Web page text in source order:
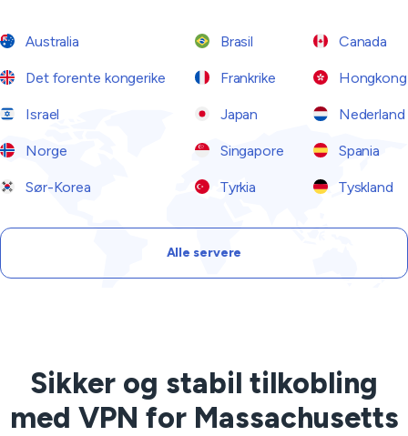
Australia Brasil Canada
Det forente kongerike Frankrike Hongkong
Israel Japan Nederland
Norge Singapore Spania
Sør-Korea Tyrkia Tyskland
Alle servere
Sikker og stabil tilkobling
med VPN for Massachusetts